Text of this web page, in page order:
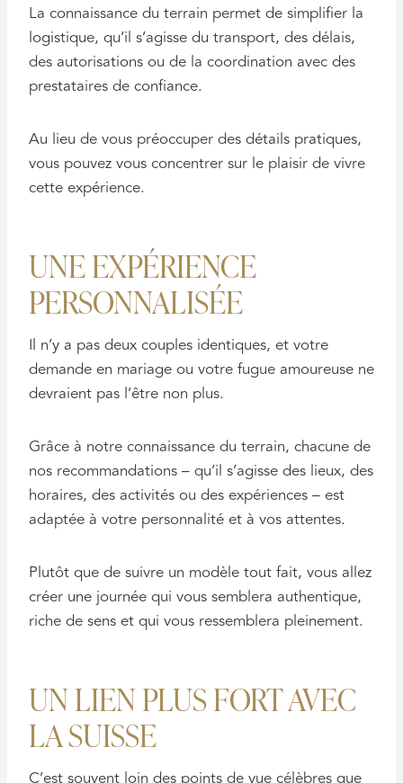
La connaissance du terrain permet de simplifier la
logistique, qu’il s’agisse du transport, des délais,
des autorisations ou de la coordination avec des
prestataires de confiance.
Au lieu de vous préoccuper des détails pratiques,
vous pouvez vous concentrer sur le plaisir de vivre
cette expérience.
UNE EXPÉRIENCE
PERSONNALISÉE
Il n’y a pas deux couples identiques, et votre
demande en mariage ou votre fugue amoureuse ne
devraient pas l’être non plus.
Grâce à notre connaissance du terrain, chacune de
nos recommandations – qu’il s’agisse des lieux, des
horaires, des activités ou des expériences – est
adaptée à votre personnalité et à vos attentes.
Plutôt que de suivre un modèle tout fait, vous allez
créer une journée qui vous semblera authentique,
riche de sens et qui vous ressemblera pleinement.
UN LIEN PLUS FORT AVEC
LA SUISSE
C’est souvent loin des points de vue célèbres que